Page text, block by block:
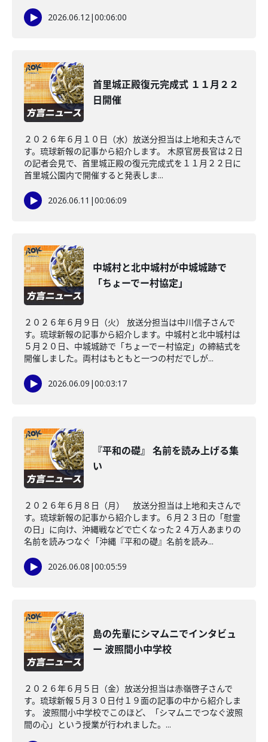
2026.06.12|00:06:00
首里城正殿復元完成式 １１月２２
日開催
２０２６年６月１０日（水）放送分担当は上地和夫さんで
す。琉球新報の記事から紹介します。 木原官房長官は２日
の記者会見で、首里城正殿の復元完成式を１１月２２日に
首里城公園内で開催すると発表しま...
2026.06.11 |00:06:09
中城村と北中城村が中城城跡で
「ちょーでー村協定」
２０２６年６月９日（火） 放送分担当は中川信子さんで
す。琉球新報の記事から紹介します。中城村と北中城村は
５月２０日、中城城跡で「ちょーでー村協定」の締結式を
開催しました。両村はもともと一つの村だでしが...
2026.06.09 |00:03:17
『平和の礎』 名前を読み上げる集
い
２０２６年６月８日（月） 放送分担当は上地和夫さんで
す。琉球新報の記事から紹介します。６月２３日の「慰霊
の日」に向け、沖縄戦などで亡くなった２４万人あまりの
名前を読みつなぐ「沖縄『平和の礎』名前を読み...
2026.06.08 |00:05:59
島の先輩にシマムニでインタビュ
ー 波照間小中学校
２０２６年６月５日（金）放送分担当は赤嶺啓子さんで
す。琉球新報５月３０日付１９面の記事の中から紹介しま
す。 波照間小中学校でこのほど、「シマムニでつなぐ波照
間の心」という授業が行われました。...